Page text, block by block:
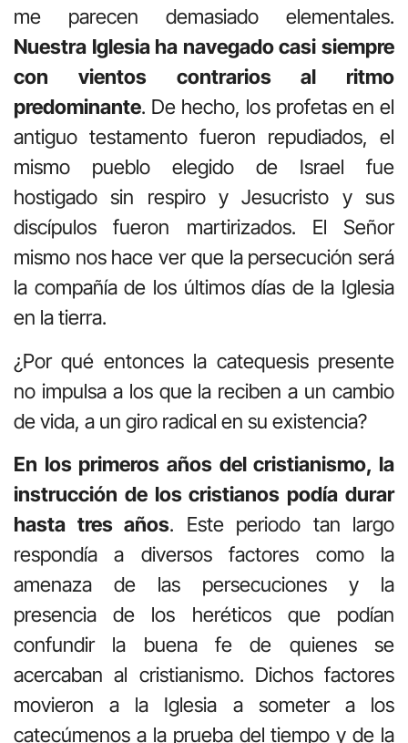
me parecen demasiado elementales.
Nuestra Iglesia ha navegado casi siempre
con vientos contrarios al ritmo
predominante. De hecho, los profetas en el
antiguo testamento fueron repudiados, el
mismo pueblo elegido de Israel fue
hostigado sin respiro y Jesucristo y sus
discípulos fueron martirizados. El Señor
mismo nos hace ver que la persecución será
la compañía de los últimos días de la Iglesia
en la tierra.
¿Por qué entonces la catequesis presente
no impulsa a los que la reciben a un cambio
de vida, a un giro radical en su existencia?
En los primeros años del cristianismo, la
instrucción de los cristianos podía durar
hasta tres años. Este periodo tan largo
respondía a diversos factores como la
amenaza de las persecuciones y la
presencia de los heréticos que podían
confundir la buena fe de quienes se
acercaban al cristianismo. Dichos factores
movieron a la Iglesia a someter a los
catecúmenos a la prueba del tiempo y de la